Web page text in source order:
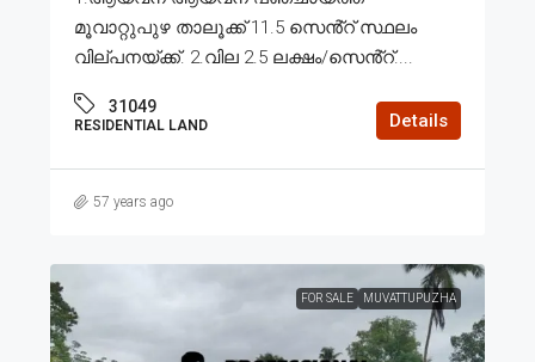
മൂവാറ്റുപുഴ താലൂക്ക് 11.5 സെൻ്റ് സ്ഥലം
വില്പനയ്ക്ക്. 2.വില 2.5 ലക്ഷം/സെൻ്റ്....
31049
RESIDENTIAL LAND Details
57 years ago
FOR SALE MUVATTUPUZHA